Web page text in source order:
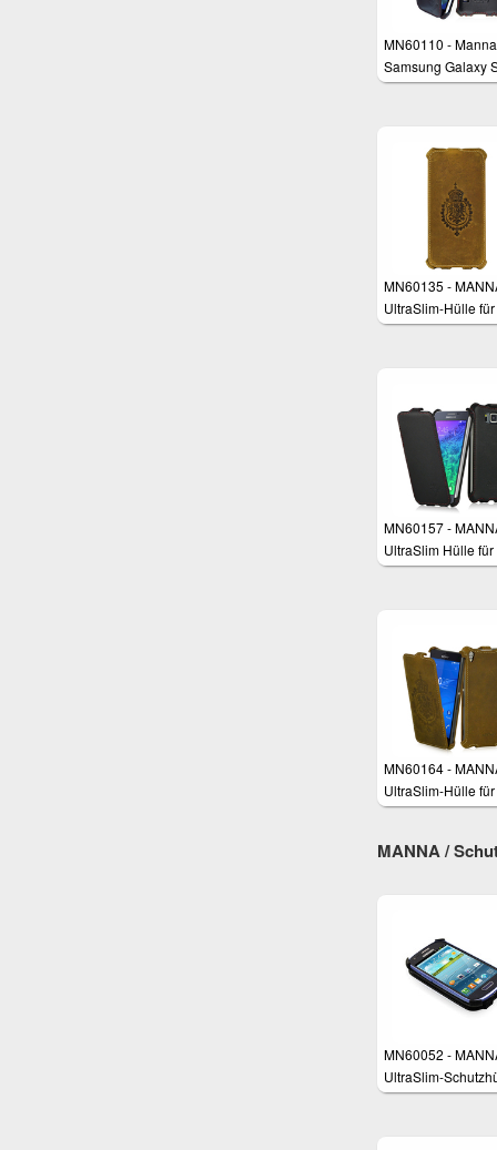
MN60110 - Manna
Samsung Galaxy
Schutzhülle
MN60135 -
UltraSlim-Hülle für
iPhone 6 Plus mit
MN60157 -
UltraSlim Hülle für
Samsung Galaxy
MN60164 -
UltraSlim-Hülle
Xperia Z3, Z3+
MANNA /
MN60052 -
UltraSlim-
für Samsung